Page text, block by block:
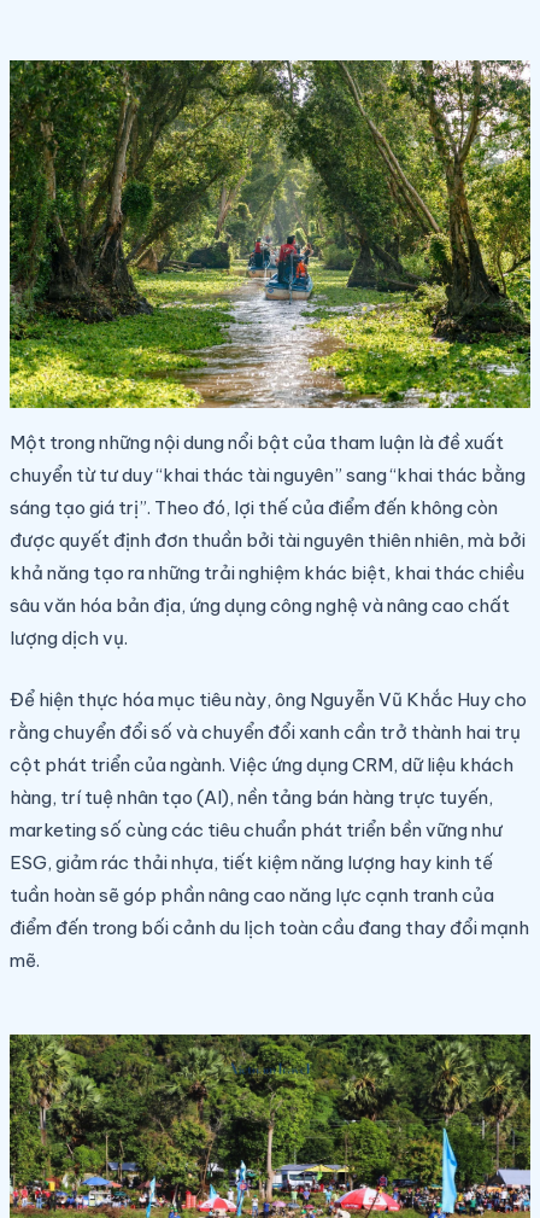
Một trong những nội dung nổi bật của tham luận là đề xuất
chuyển từ tư duy “khai thác tài nguyên” sang “khai thác bằng
sáng tạo giá trị”. Theo đó, lợi thế của điểm đến không còn
được quyết định đơn thuần bởi tài nguyên thiên nhiên, mà bởi
khả năng tạo ra những trải nghiệm khác biệt, khai thác chiều
sâu văn hóa bản địa, ứng dụng công nghệ và nâng cao chất
lượng dịch vụ.
Để hiện thực hóa mục tiêu này, ông Nguyễn Vũ Khắc Huy cho
rằng chuyển đổi số và chuyển đổi xanh cần trở thành hai trụ
cột phát triển của ngành. Việc ứng dụng CRM, dữ liệu khách
hàng, trí tuệ nhân tạo (AI), nền tảng bán hàng trực tuyến,
marketing số cùng các tiêu chuẩn phát triển bền vững như
ESG, giảm rác thải nhựa, tiết kiệm năng lượng hay kinh tế
tuần hoàn sẽ góp phần nâng cao năng lực cạnh tranh của
điểm đến trong bối cảnh du lịch toàn cầu đang thay đổi mạnh
mẽ.